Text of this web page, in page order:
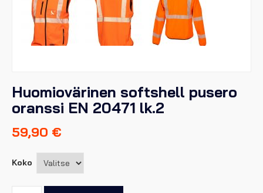
Huomiovärinen softshell pusero
oranssi EN 20471 lk.2
59,90 €
Koko